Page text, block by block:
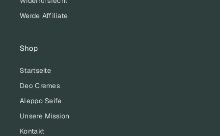
Werde Affiliate
Shop
Startseite
Deo Cremes
Aleppo Seife
Unsere Mission
Kontakt